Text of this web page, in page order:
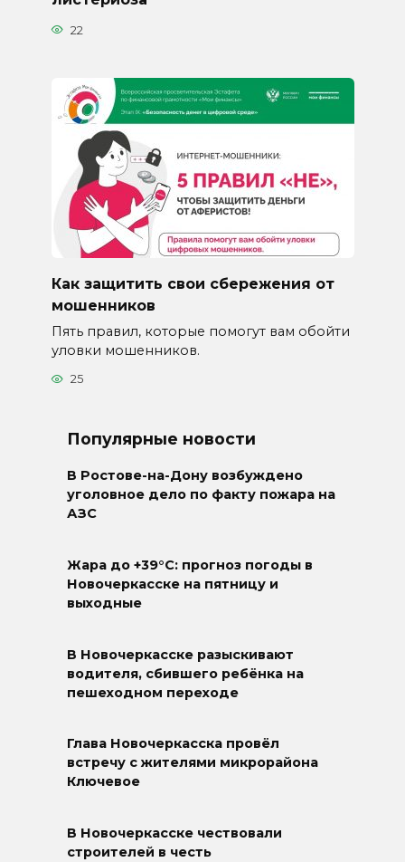
22
Как защитить свои сбережения от
мошенников
Пять правил, которые помогут вам обойти
уловки мошенников.
25
Популярные новости
В Ростове-на-Дону возбуждено
уголовное дело по факту пожара на
АЗС
Жара до +39°C: прогноз погоды в
Новочеркасске на пятницу и
выходные
В Новочеркасске разыскивают
водителя, сбившего ребёнка на
пешеходном переходе
Глава Новочеркасска провёл
встречу с жителями микрорайона
Ключевое
В Новочеркасске чествовали
строителей в честь